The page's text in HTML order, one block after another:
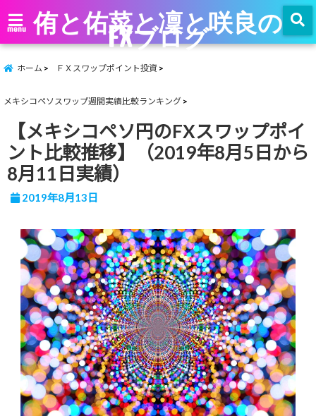
menu 侑と佑菜と凜と咲良の
FXブログ
ホーム ＦＸスワップポイント投資
メキシコペソスワップ週間実績比較ランキング
【メキシコペソ円のFXスワップポイ
ント比較推移】（2019年8月5日から
8月11日実績）
2019年8月13日